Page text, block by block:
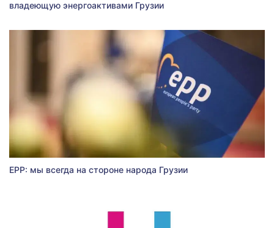
владеющую энергоактивами Грузии
EPP: мы всегда на стороне народа Грузии